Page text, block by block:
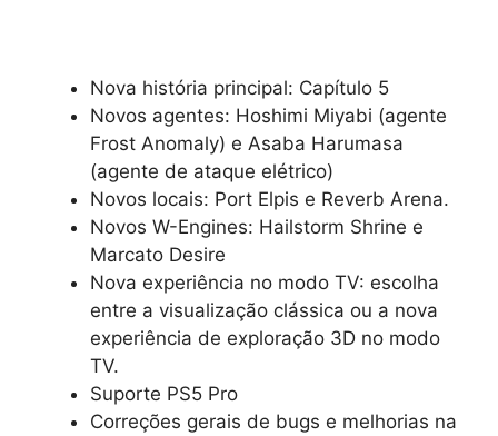
Nova história principal: Capítulo 5
Novos agentes: Hoshimi Miyabi (agente
Frost Anomaly) e Asaba Harumasa
(agente de ataque elétrico)
Novos locais: Port Elpis e Reverb Arena.
Novos W-Engines: Hailstorm Shrine e
Marcato Desire
Nova experiência no modo TV: escolha
entre a visualização clássica ou a nova
experiência de exploração 3D no modo
TV.
Suporte PS5 Pro
Correções gerais de bugs e melhorias na